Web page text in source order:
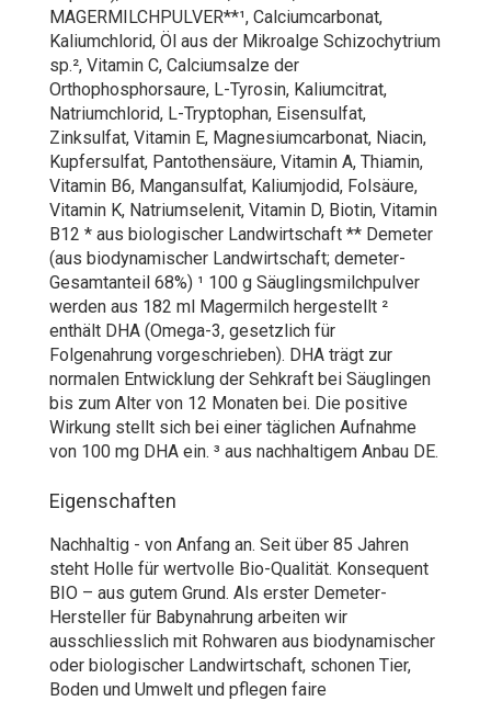
MAGERMILCHPULVER**¹, Calciumcarbonat,
Kaliumchlorid, Öl aus der Mikroalge Schizochytrium
sp.², Vitamin C, Calciumsalze der
Orthophosphorsaure, L-Tyrosin, Kaliumcitrat,
Natriumchlorid, L-Tryptophan, Eisensulfat,
Zinksulfat, Vitamin E, Magnesiumcarbonat, Niacin,
Kupfersulfat, Pantothensäure, Vitamin A, Thiamin,
Vitamin B6, Mangansulfat, Kaliumjodid, Folsäure,
Vitamin K, Natriumselenit, Vitamin D, Biotin, Vitamin
B12 * aus biologischer Landwirtschaft ** Demeter
(aus biodynamischer Landwirtschaft; demeter-
Gesamtanteil 68%) ¹ 100 g Säuglingsmilchpulver
werden aus 182 ml Magermilch hergestellt ²
enthält DHA (Omega-3, gesetzlich für
Folgenahrung vorgeschrieben). DHA trägt zur
normalen Entwicklung der Sehkraft bei Säuglingen
bis zum Alter von 12 Monaten bei. Die positive
Wirkung stellt sich bei einer täglichen Aufnahme
von 100 mg DHA ein. ³ aus nachhaltigem Anbau DE.
Eigenschaften
Nachhaltig - von Anfang an. Seit über 85 Jahren
steht Holle für wertvolle Bio-Qualität. Konsequent
BIO – aus gutem Grund. Als erster Demeter-
Hersteller für Babynahrung arbeiten wir
ausschliesslich mit Rohwaren aus biodynamischer
oder biologischer Landwirtschaft, schonen Tier,
Boden und Umwelt und pflegen faire